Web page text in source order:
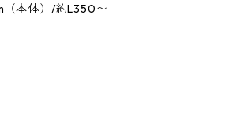
（本体）/約L350〜